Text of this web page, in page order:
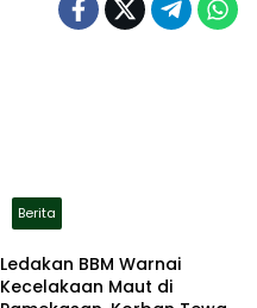
Berita
Ledakan BBM Warnai
Kecelakaan Maut di